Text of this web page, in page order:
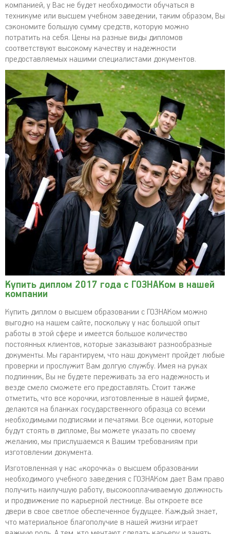
компанией, у Вас не будет необходимости обучаться в
техникуме или высшем учебном заведении, таким образом, Вы
сэкономите большую сумму средств, которую можно
потратить на себя. Цены на разные виды дипломов
соответствуют высокому качеству и надежности
предоставляемых нашими специалистами документов.
Купить диплом 2017 года с ГОЗНАКом в нашей
компании
Купить диплом о высшем образовании с ГОЗНАКом можно
выгодно на нашем сайте, поскольку у нас большой опыт
работы в этой сфере и имеется большое количество
постоянных клиентов, которые заказывают разнообразные
документы. Мы гарантируем, что наш документ пройдет любые
проверки и прослужит Вам долгую службу. Имея на руках
подлинник, Вы не будете переживать за его надежность и
везде смело сможете его предоставлять. Стоит также
отметить, что все корочки, изготовленные в нашей фирме,
делаются на бланках государственного образца со всеми
необходимыми подписями и печатями. Все оценки, которые
будут стоять в дипломе, Вы можете указать по своему
желанию, мы прислушаемся к Вашим требованиям при
изготовлении документа.
Изготовленная у нас «корочка» о высшем образовании
необходимого учебного заведения с ГОЗНАКом дает Вам право
получить наилучшую работу, высокооплачиваемую должность
и продвижение по карьерной лестнице. Вы откроете все
двери в свое светлое обеспеченное будущее. Каждый знает,
что материальное благополучие в нашей жизни играет